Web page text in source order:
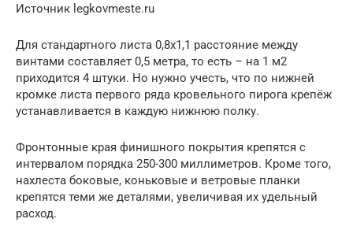
Источник legkovmeste.ru
Для стандартного листа 0,8х1,1 расстояние между
винтами составляет 0,5 метра, то есть – на 1 м2
приходится 4 штуки. Но нужно учесть, что по нижней
кромке листа первого ряда кровельного пирога крепёж
устанавливается в каждую нижнюю полку.
Фронтонные края финишного покрытия крепятся с
интервалом порядка 250-300 миллиметров. Кроме того,
нахлеста боковые, коньковые и ветровые планки
крепятся теми же деталями, увеличивая их удельный
расход.